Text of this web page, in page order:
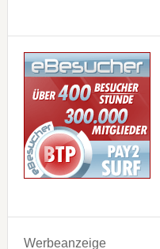
Werbeanzeige